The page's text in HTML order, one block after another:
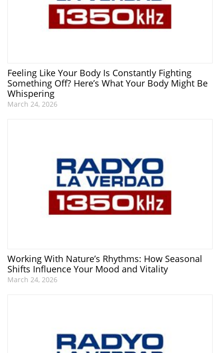
Feeling Like Your Body Is Constantly Fighting
Something Off? Here’s What Your Body Might Be
Whispering
March 24, 2026
Working With Nature’s Rhythms: How Seasonal
Shifts Influence Your Mood and Vitality
March 24, 2026